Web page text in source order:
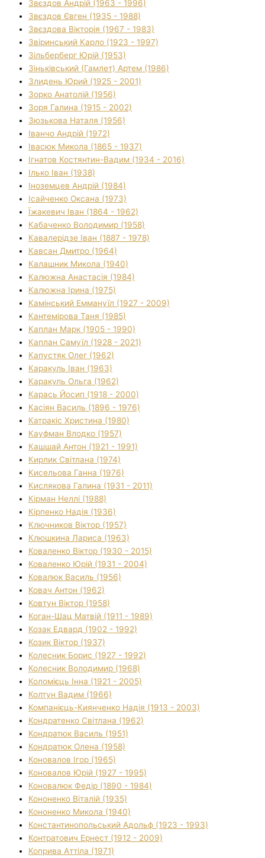
Звєздов Андрій (1963 - 1996)
Звєздов Євген (1935 - 1988)
Звєздова Вікторія (1967 - 1983)
Звіринський Карло (1923 - 1997)
Зільберберг Юрій (1953)
Зіньківський (Гамлет) Артем (1986)
Злидень Юрий (1925 - 2001)
Зорко Анатолій (1956)
Зоря Галина (1915 - 2002)
Зюзькова Наталя (1956)
Іванчо Андрій (1972)
Івасюк Микола (1865 - 1937)
Ігнатов Костянтин-Вадим (1934 - 2016)
Ілько Іван (1938)
Іноземцев Андрій (1984)
Ісайченко Оксана (1973)
Їжакевич Іван (1864 - 1962)
Кабаченко Володимир (1958)
Кавалерідзе Іван (1887 - 1978)
Кавсан Дмитро (1964)
Калашник Микола (1940)
Калюжна Анастасія (1984)
Калюжна Ірина (1975)
Камінський Еммануїл (1927 - 2009)
Кантемірова Таня (1985)
Каплан Марк (1905 - 1990)
Каплан Самуїл (1928 - 2021)
Капустяк Олег (1962)
Каракуль Іван (1963)
Каракуль Ольга (1962)
Карась Йосип (1918 - 2000)
Касіян Василь (1896 - 1976)
Катракіс Христина (1980)
Кауфман Влодко (1957)
Кашшай Антон (1921 - 1991)
Кирлик Світлана (1974)
Кисельова Ганна (1976)
Кислякова Галина (1931 - 2011)
Кірман Неллі (1988)
Кірпенко Надія (1936)
Ключников Віктор (1957)
Клюшкина Лариса (1963)
Коваленко Віктор (1930 - 2015)
Коваленко Юрій (1931 - 2004)
Ковалюк Василь (1956)
Ковач Антон (1962)
Ковтун Віктор (1958)
Коган-Шац Матвій (1911 - 1989)
Козак Едвард (1902 - 1992)
Козик Віктор (1937)
Колесник Борис (1927 - 1992)
Колесник Володимир (1968)
Коломієць Інна (1921 - 2005)
Колтун Вадим (1966)
Компанієць-Киянченко Надія (1913 - 2003)
Кондратенко Світлана (1962)
Кондратюк Василь (1951)
Кондратюк Олена (1958)
Коновалов Ігор (1965)
Коновалов Юрій (1927 - 1995)
Коновалюк Федір (1890 - 1984)
Кононенко Віталій (1935)
Кононенко Микола (1940)
Константинопольський Адольф (1923 - 1993)
Контратович Ернест (1912 - 2009)
Коприва Аттіла (1971)